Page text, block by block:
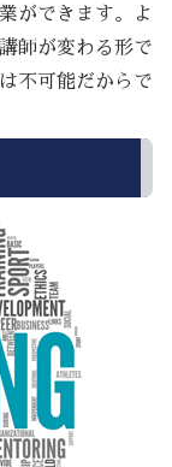
ができます。よ
師が変わる形で
不可能だからで